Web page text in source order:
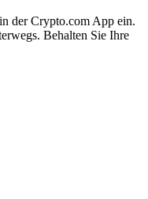
der Crypto.com App ein.
Behalten Sie Ihre